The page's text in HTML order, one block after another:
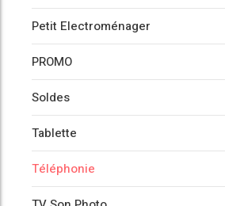
Petit Electroménager
PROMO
Soldes
Tablette
Téléphonie